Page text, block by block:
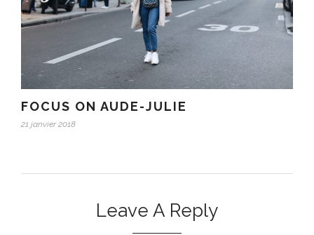
FOCUS ON AUDE-JULIE
21 janvier 2018
Leave A Reply